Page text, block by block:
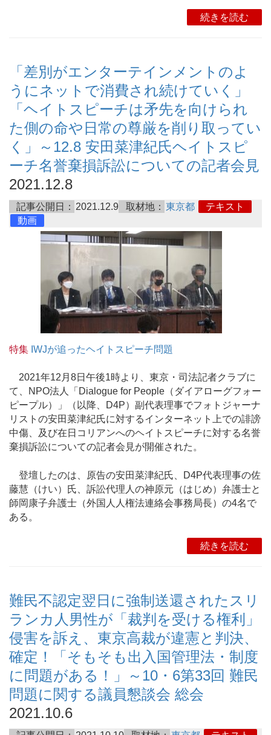
続きを読む
「差別がエンターテインメントのよ
うにネットで消費され続けていく」
「ヘイトスピーチは矛先を向けられ
た側の命や日常の尊厳を削り取ってい
く」～12.8 安田菜津紀氏ヘイトスピ
ーチ名誉棄損訴訟についての記者会見
2021.12.8
記事公開日： 2021.12.9 取材地： 東京都
テキスト
動画
特集 IWJが追ったヘイトスピーチ問題
2021年12月8日午後1時より、東京・司法記者クラブに
て、NPO法人「Dialogue for People（ダイアローグフォー
ピープル）」（以降、D4P）副代表理事でフォトジャーナ
リストの安田菜津紀氏に対するインターネット上での誹謗
中傷、及び在日コリアンへのヘイトスピーチに対する名誉
棄損訴訟についての記者会見が開催された。
登壇したのは、原告の安田菜津紀氏、D4P代表理事の佐
藤慧（けい）氏、訴訟代理人の神原元（はじめ）弁護士と
師岡康子弁護士（外国人人権法連絡会事務局長）の4名で
ある。
続きを読む
難民不認定翌日に強制送還されたスリ
ランカ人男性が「裁判を受ける権利」
侵害を訴え、東京高裁が違憲と判決、
確定！「そもそも出入国管理法・制度
に問題がある！」～10・6第33回 難民
問題に関する議員懇談会 総会
2021.10.6